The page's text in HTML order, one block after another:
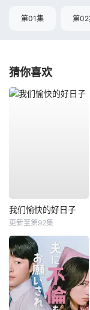
第01集 第02
猜你喜欢
我们愉快的好日子
更新至第92集